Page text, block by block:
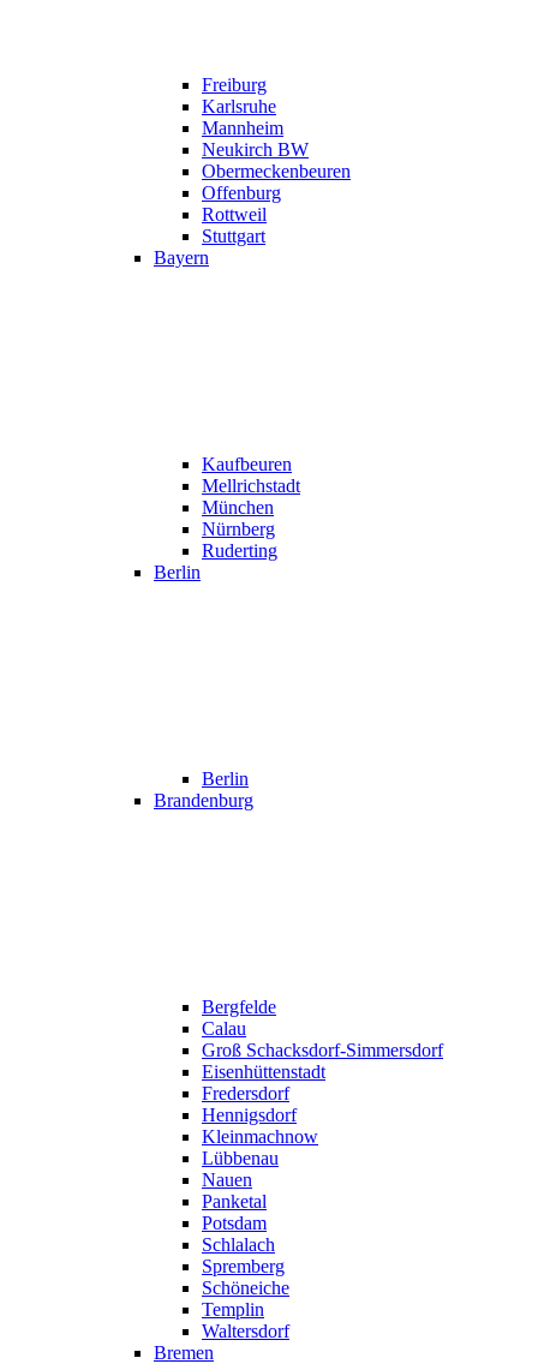
Freiburg
Karlsruhe
Mannheim
Neukirch BW
Obermeckenbeuren
Offenburg
Rottweil
Stuttgart
Bayern
Kaufbeuren
Mellrichstadt
München
Nürnberg
Ruderting
Berlin
Berlin
Brandenburg
Bergfelde
Calau
Groß Schacksdorf-Simmersdorf
Eisenhüttenstadt
Fredersdorf
Hennigsdorf
Kleinmachnow
Lübbenau
Nauen
Panketal
Potsdam
Schlalach
Spremberg
Schöneiche
Templin
Waltersdorf
Bremen